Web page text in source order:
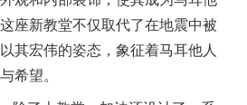
座新教堂不仅取代了在地震中被
其宏伟的姿态，象征着马耳他人
希望。